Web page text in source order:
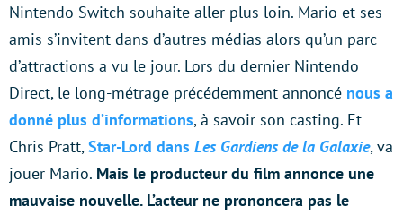
Nintendo Switch souhaite aller plus loin. Mario et ses
amis s’invitent dans d’autres médias alors qu’un parc
d’attractions a vu le jour. Lors du dernier Nintendo
Direct, le long-métrage précédemment annoncé nous a
donné plus d’informations, à savoir son casting. Et
Chris Pratt,Star-Lord dans Les Gardiens de la Galaxie, va
jouer Mario. Mais le producteur du film annonce une
mauvaise nouvelle. L’acteur ne prononcera pas le